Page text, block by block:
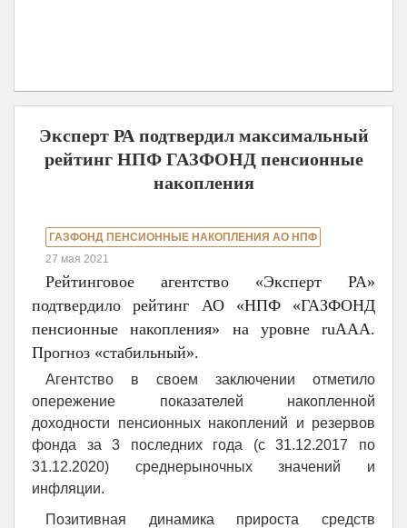
Эксперт РА подтвердил максимальный
рейтинг НПФ ГАЗФОНД пенсионные
накопления
ГАЗФОНД ПЕНСИОННЫЕ НАКОПЛЕНИЯ АО НПФ
27 мая 2021
Рейтинговое агентство «Эксперт РА»
подтвердило рейтинг АО «НПФ «ГАЗФОНД
пенсионные накопления» на уровне ruААА.
Прогноз «стабильный».
Агентство в своем заключении отметило
опережение показателей накопленной
доходности пенсионных накоплений и резервов
фонда за 3 последних года (с 31.12.2017 по
31.12.2020) среднерыночных значений и
инфляции.
Позитивная динамика прироста средств